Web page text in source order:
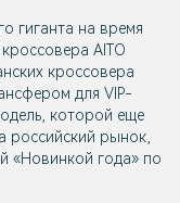
гиганта на время
AITO
кроссовера
для VIP-
которой еще
российский рынок,
«Новинкой года» по